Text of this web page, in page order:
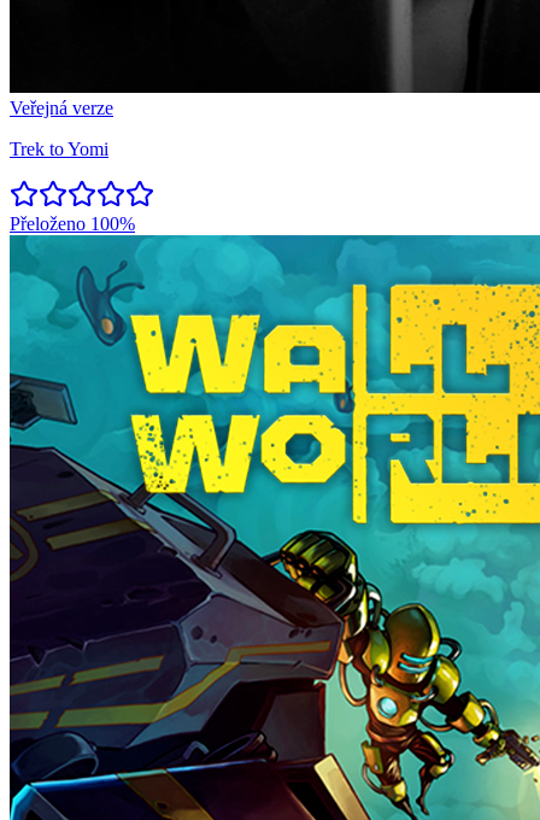
Veřejná verze
Trek to Yomi
Přeloženo 100%